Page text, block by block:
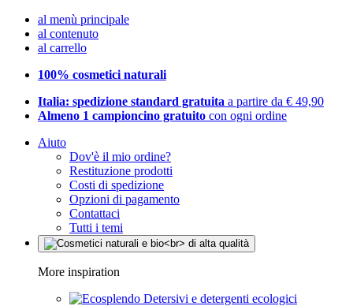
al menù principale
al contenuto
al carrello
100% cosmetici naturali
Italia: spedizione standard gratuita a partire da € 49,90
Almeno 1 campioncino gratuito con ogni ordine
Aiuto
Dov'è il mio ordine?
Restituzione prodotti
Costi di spedizione
Opzioni di pagamento
Contattaci
Tutti i temi
More inspiration
Detersivi e detergenti ecologici